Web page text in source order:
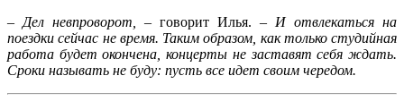
– Дел невпроворот, – говорит Илья. – И отвлекаться на
поездки сейчас не время. Таким образом, как только студийная
работа будет окончена, концерты не заставят себя ждать.
Сроки называть не буду: пусть все идет своим чередом.